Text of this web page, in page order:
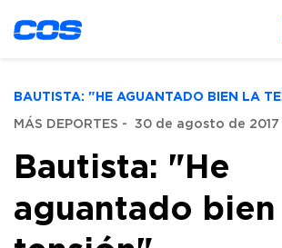
BAUTISTA: "HE AGUANTADO BIEN LA
MÁS DEPORTES - 30 de agosto de 2017
Bautista: "He
aguantado bien